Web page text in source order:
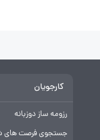
کارجویان
رزومه ساز دوزبانه
جستجوی فرصت های